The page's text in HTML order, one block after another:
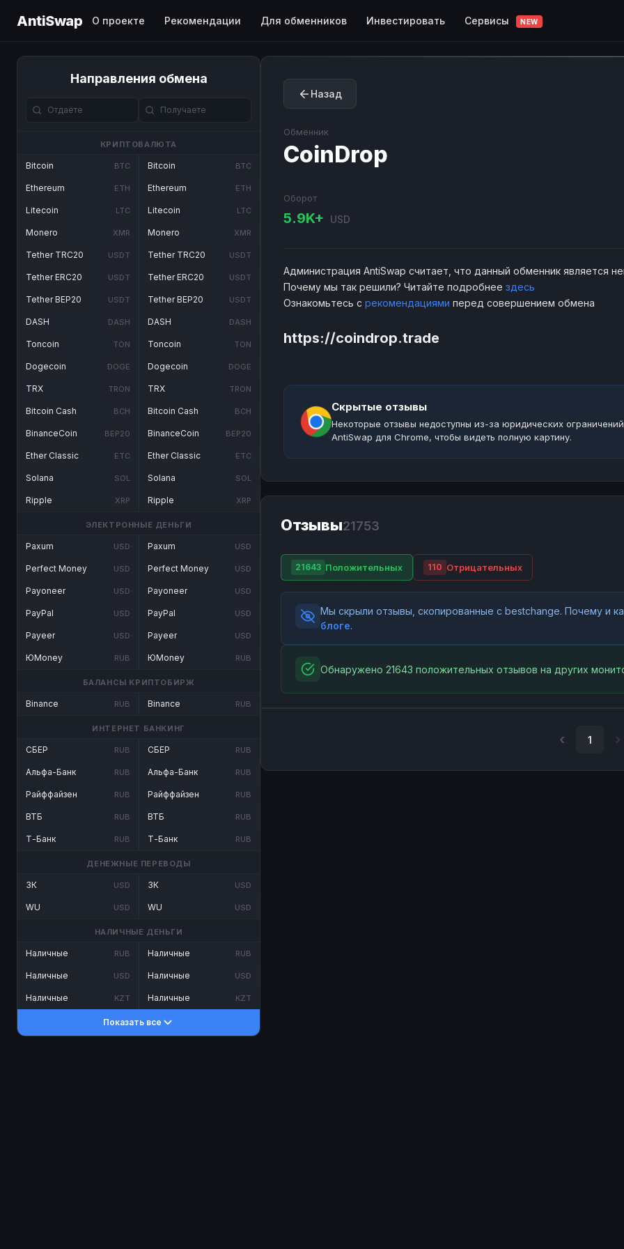
AntiSwap О проекте Рекомендации Для обменников Инвестировать Сервисы NEW
Направления обмена
КРИПТОВАЛЮТА
Bitcoin BTC
Ethereum ETH
Litecoin LTC
Monero XMR
Tether TRC20 USDT
Tether ERC20 USDT
Tether BEP20 USDT
DASH DASH
Toncoin TON
Dogecoin DOGE
TRX TRON
Bitcoin Cash BCH
BinanceCoin BEP20
Ether Classic ETC
Solana SOL
Ripple XRP
Bitcoin BTC
Ethereum ETH
Litecoin LTC
Monero XMR
Tether TRC20 USDT
Tether ERC20 USDT
Tether BEP20 USDT
DASH DASH
Toncoin TON
Dogecoin DOGE
TRX TRON
Bitcoin Cash BCH
BinanceCoin BEP20
Ether Classic ETC
Solana SOL
Ripple XRP
ЭЛЕКТРОННЫЕ ДЕНЬГИ
Paxum USD
Perfect Money USD
Payoneer USD
PayPal USD
Payeer USD
ЮMoney RUB
Paxum USD
Perfect Money USD
Payoneer USD
PayPal USD
Payeer USD
ЮMoney RUB
БАЛАНСЫ КРИПТОБИРЖ
Binance RUB Binance RUB
ИНТЕРНЕТ БАНКИНГ
СБЕР RUB
Альфа-Банк RUB
Райффайзен RUB
ВТБ RUB
Т-Банк RUB
СБЕР RUB
Альфа-Банк RUB
Райффайзен RUB
ВТБ RUB
Т-Банк RUB
ДЕНЕЖНЫЕ ПЕРЕВОДЫ
ЗК USD
WU USD
ЗК USD
WU USD
НАЛИЧНЫЕ ДЕНЬГИ
Наличные RUB
Наличные USD
Наличные KZT
Наличные RUB
Наличные USD
Наличные KZT
Показать все
Назад
Обменник
CoinDrop
Оборот
5.9K+ USD
Администрация AntiSwap считает, что данный обменник является
Почему мы так решили? Читайте подробнее здесь
Ознакомьтесь с рекомендациями перед совершением обмена
https://coindrop.trade
Скрытые отзывы
Некоторые отзывы недоступны из-за юридических
AntiSwap для Chrome, чтобы видеть полную картину.
Отзывы21753
21643 Положительных 110 Отрицательных
Мы скрыли отзывы, скопированные с bestchange. Почему и
блоге.
Обнаружено 21643 положительных отзывов на других
1